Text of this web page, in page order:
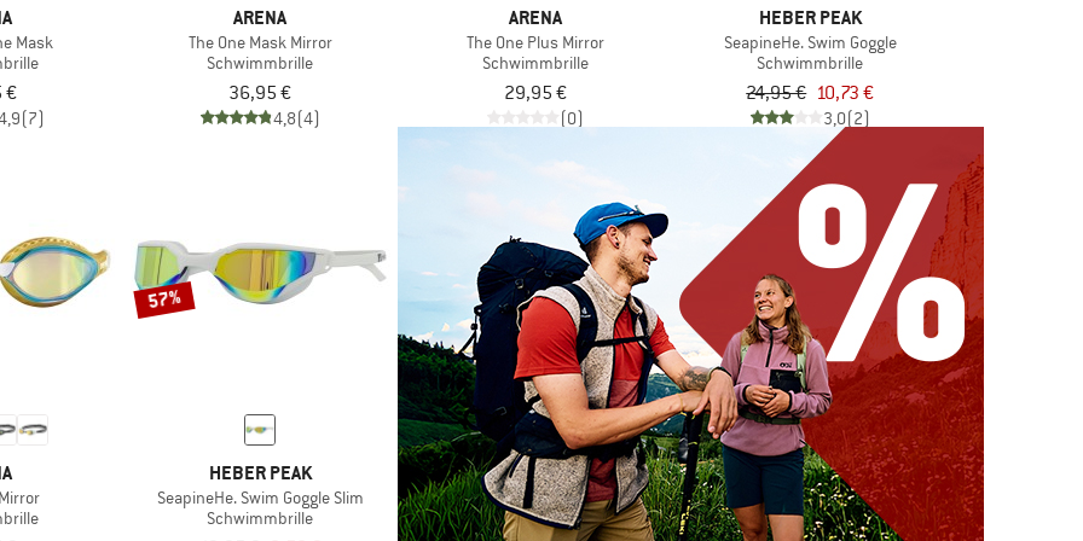
Mask
€
(7)
ARENA
The One Mask Mirror
Schwimmbrille
36,95 €
4,8(4)
ARENA
The One Plus Mirror
Schwimmbrille
29,95 €
(0)
HEBER PEAK
SeapineHe. Swim Goggle
Schwimmbrille
24,95 € 10,73 €
3,0(2)
57%
HEBER PEAK
SeapineHe. Swim Goggle Slim
Schwimmbrille